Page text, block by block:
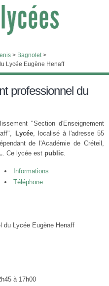
> Bagnolet>
Lycée Eugène Henaff
professionnel du
"Section d'Enseignement
Lycée, localisé à l'adresse 55
de l'Académie de Créteil,
. Ce lycée est public.
Informations
Téléphone
du Lycée Eugène Henaff
à 17h00